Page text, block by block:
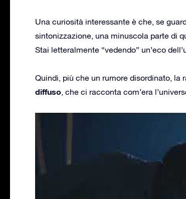
Una curiosità interessante è che, se
sintonizzazione, una minuscola parte di
Stai letteralmente “vedendo” un’eco
Quindi, più che un rumore disordinato, la
diffuso, che ci racconta com’era